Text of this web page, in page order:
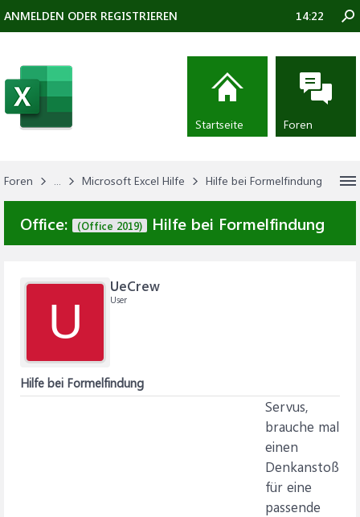
Foren ... Microsoft Excel Hilfe Hilfe bei Formelfindung
Office: (Office 2019) Hilfe bei Formelfindung
U
UeCrew
User
Hilfe bei Formelfindung
Servus,
brauche mal
einen
Denkanstoß
für eine
passende
ANMELDEN ODER REGISTRIEREN 14:22
Startseite Foren